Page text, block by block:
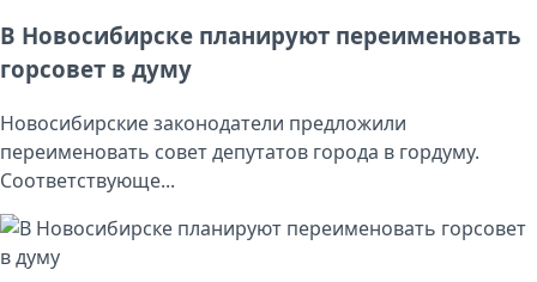
В Новосибирске планируют переименовать
горсовет в думу
Новосибирские законодатели предложили
переименовать совет депутатов города в гордуму.
Соответствующе...